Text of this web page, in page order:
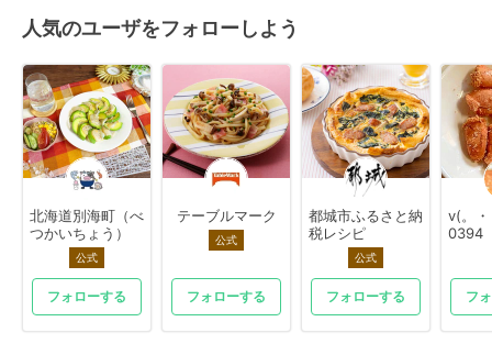
人気のユーザをフォローしよう
北海道別海町（べ
つかいちょう）
公式
フォローする
テーブルマーク
公式
フォローする
都城市ふるさと納
税レシピ
公式
フォローする
v(。
0394
フ